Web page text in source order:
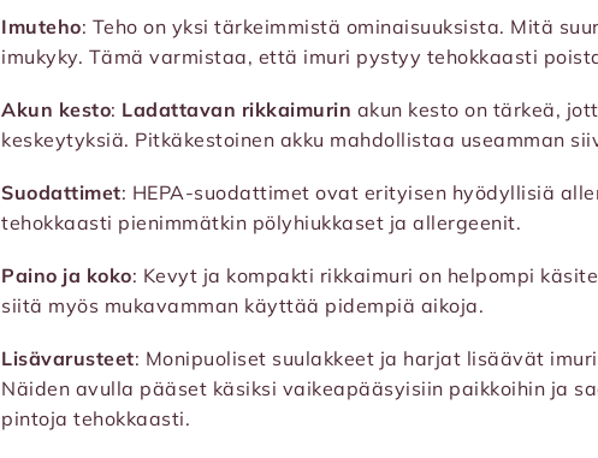
Imuteho: Teho on yksi tärkeimmistä ominaisuuksista. Mitä
imukyky. Tämä varmistaa, että imuri pystyy tehokkaasti
Akun kesto: Ladattavan rikkaimurin akun kesto on tärkeä,
keskeytyksiä. Pitkäkestoinen akku mahdollistaa useamman
Suodattimet: HEPA-suodattimet ovat erityisen hyödyllisiä
tehokkaasti pienimmätkin pölyhiukkaset ja allergeenit.
Paino ja koko: Kevyt ja kompakti rikkaimuri on helpompi
siitä myös mukavamman käyttää pidempiä aikoja.
Lisävarusteet: Monipuoliset suulakkeet ja harjat lisäävät
Näiden avulla pääset käsiksi vaikeapääsyisiin paikkoihin ja
pintoja tehokkaasti.